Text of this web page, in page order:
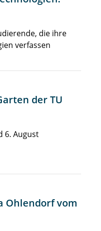
die ihre
verfassen
der TU
6. August
Ohlendorf vom